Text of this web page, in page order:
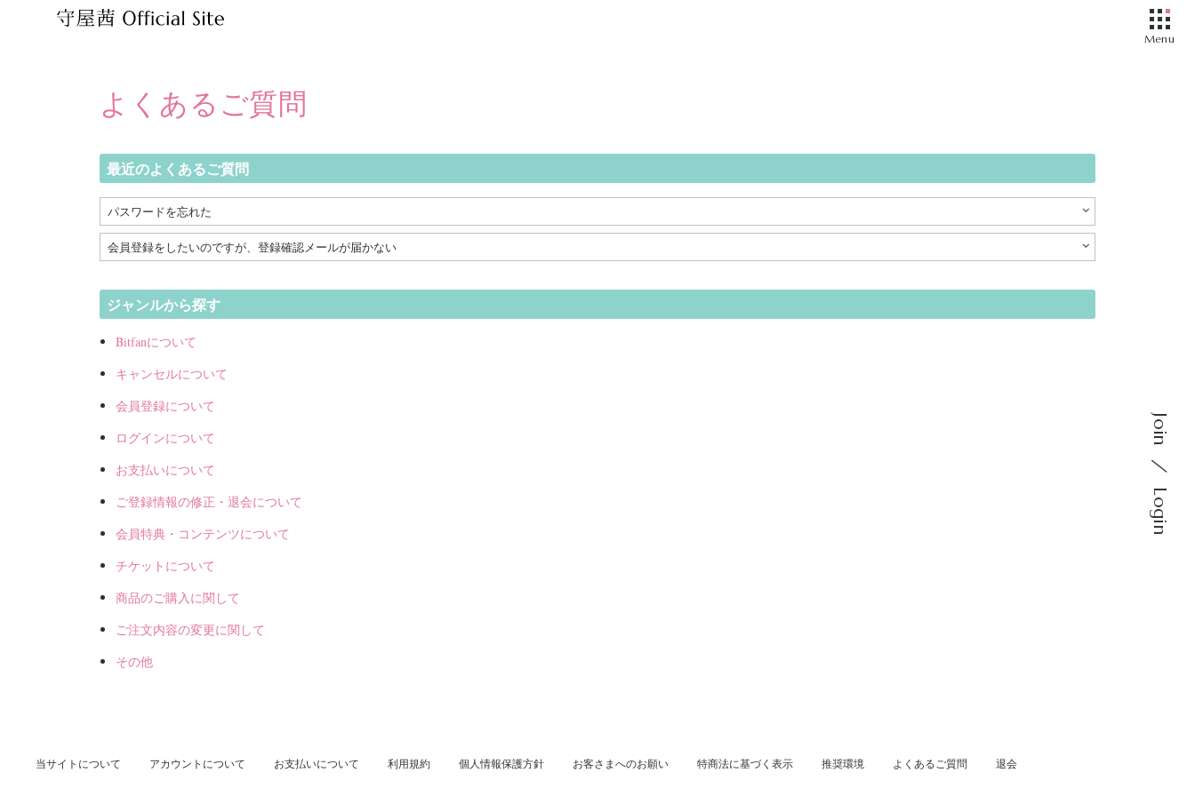
Join
Login
よくあるご質問
最近のよくあるご質問
パスワードを忘れた
会員登録をしたいのですが、登録確認メールが届かない
ジャンルから探す
Bitfanについて
キャンセルについて
会員登録について
ログインについて
お支払いについて
ご登録情報の修正・退会について
会員特典・コンテンツについて
チケットについて
商品のご購入に関して
ご注文内容の変更に関して
その他
当サイトについて アカウントについて お支払いについて 利用規約 個人情報保護方針 お客さまへのお願い 特商法に基づく表示 推奨環境 よくあるご質問 退会